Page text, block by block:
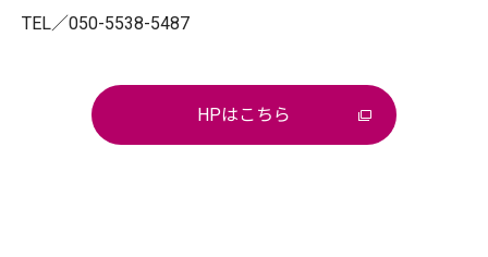
TEL／050-5538-5487
HPはこちら